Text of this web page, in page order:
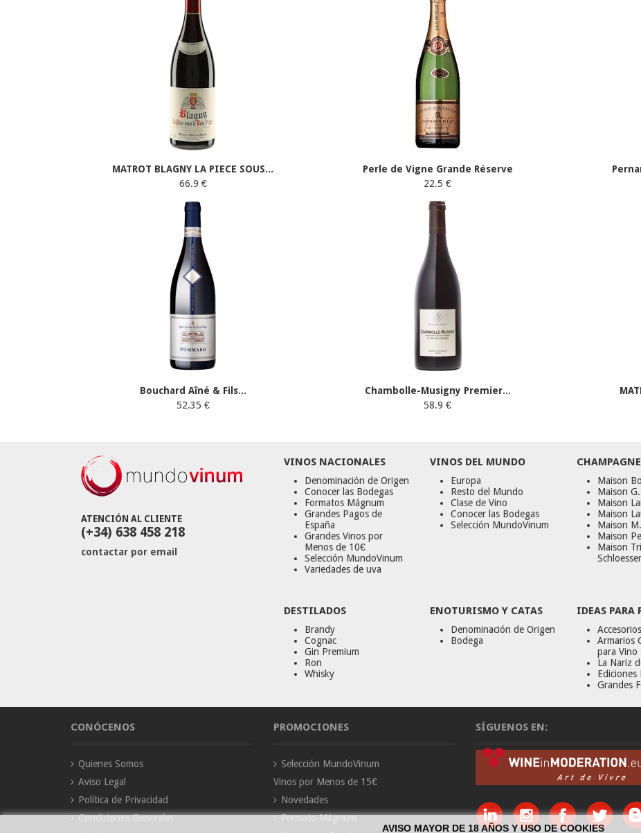
MATROT BLAGNY LA PIECE SOUS...
66.9 €
Perle de Vigne Grande Réserve
22.5 €
Bouchard Aîné & Fils...
52.35 €
Chambolle-Musigny Premier...
58.9 €
ATENCIÓN AL CLIENTE
(+34) 638 458 218
contactar por email
VINOS NACIONALES
Denominación de Origen
Conocer las Bodegas
Formatos Mágnum
Grandes Pagos de
España
Grandes Vinos por
Menos de 10€
Selección MundoVinum
Variedades de uva
VINOS DEL MUNDO
Europa
Resto del Mundo
Clase de Vino
Conocer las Bodegas
Selección MundoVinum
CHAMPAGNE
Maison
Maison
Maison
Maison
Maison
Maison
Maison
Schloesser
DESTILADOS
Brandy
Cognac
Gin Premium
Ron
Whisky
ENOTURISMO Y CATAS
Denominación de Origen
Bodega
IDEAS PARA
Accesorios
Armarios
para Vino
La Nariz
Ediciones
Grandes
CONÓCENOS
Quienes Somos
Aviso Legal
Política de Privacidad
Condiciones Generales
PROMOCIONES
Selección MundoVinum
Vinos por Menos de 15€
Novedades
Formato Mágnum
SÍGUENOS EN:
AVISO MAYOR DE 18 AÑOS Y USO DE COOKIES